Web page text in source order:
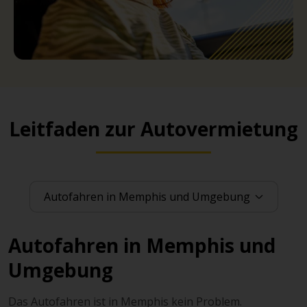
Leitfaden zur Autovermietung
Autofahren in Memphis und
Umgebung
Das Autofahren ist in Memphis kein Problem.